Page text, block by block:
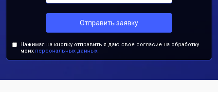
Отправить заявку
Нажимая на кнопку отправить я даю свое согласие на обработку
моих персональных данных.